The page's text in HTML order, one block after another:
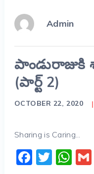
Admin
పాండురాజుకి
(పార్ట్ 2)
OCTOBER 22, 2020
Sharing is Caring...